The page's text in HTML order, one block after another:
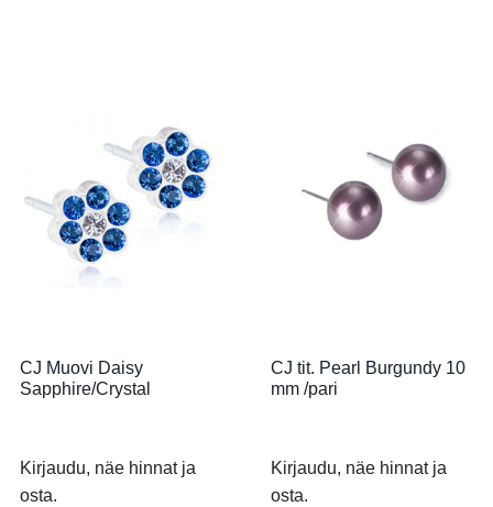
CJ Muovi Daisy
Sapphire/Crystal
Kirjaudu, näe hinnat ja
osta.
CJ tit. Pearl Burgundy 10
mm /pari
Kirjaudu, näe hinnat ja
osta.